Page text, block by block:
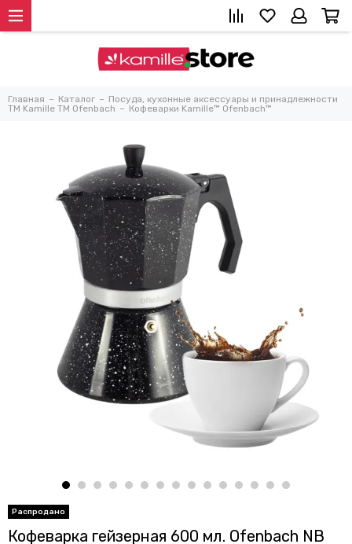
Главная Каталог
Посуда, кухонные аксессуары и принадлежности
TM Kamille TM Ofenbach
Кофеварки Kamille™ Ofenbach™
Кофеварка гейзерная 600 мл. Ofenbach NB